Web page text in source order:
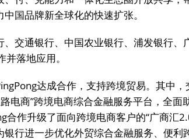
国品牌新全球化的快速扩张。
、交通银行、中国农业银行、浦发银行、
落地应用。
达成合作，支持跨境贸易。其中
电商”跨境电商综合金融服务平台，全面
合作升级了面向跨境电商客户的“广商汇
行进一步优化外贸综合金融服务、便利